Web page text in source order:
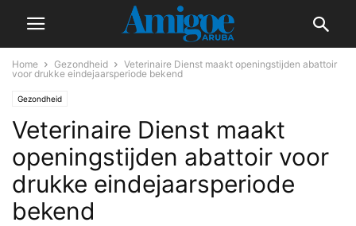
Home Gezondheid
Veterinaire Dienst maakt openingstijden abattoir
voor drukke eindejaarsperiode bekend
Gezondheid
Veterinaire Dienst maakt
openingstijden abattoir voor
drukke eindejaarsperiode
bekend